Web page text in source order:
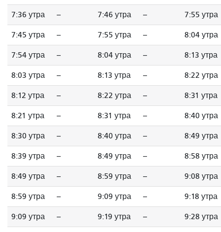
7:36 утра -- 7:46 утра -- 7:55 утра
7:45 утра -- 7:55 утра -- 8:04 утра
7:54 утра -- 8:04 утра -- 8:13 утра
8:03 утра -- 8:13 утра -- 8:22 утра
8:12 утра -- 8:22 утра -- 8:31 утра
8:21 утра -- 8:31 утра -- 8:40 утра
8:30 утра -- 8:40 утра -- 8:49 утра
8:39 утра -- 8:49 утра -- 8:58 утра
8:49 утра -- 8:59 утра -- 9:08 утра
8:59 утра -- 9:09 утра -- 9:18 утра
9:09 утра -- 9:19 утра -- 9:28 утра